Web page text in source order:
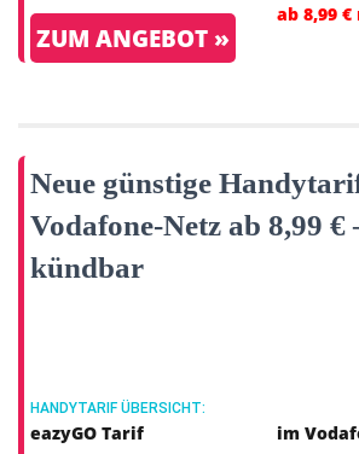
ab 8,99
ZUM ANGEBOT »
Neue günstige
Vodafone-Netz ab 8,99
kündbar
HANDYTARIF ÜBERSICHT:
eazyGO Tarif
im